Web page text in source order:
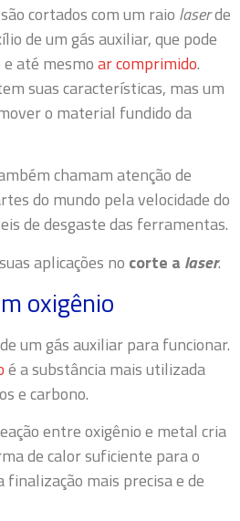
cortados com um raio laserde
de um gás auxiliar, que pode
até mesmoar comprimido.
suas características, mas um
o material fundido da
chamam atenção de
do mundo pela velocidade do
de desgaste das ferramentas.
aplicações no corte a laser.
oxigênio
um gás auxiliar para funcionar.
é a substância mais utilizada
e carbono.
entre oxigênio e metal cria
de calor suficiente para o
mais precisa e de